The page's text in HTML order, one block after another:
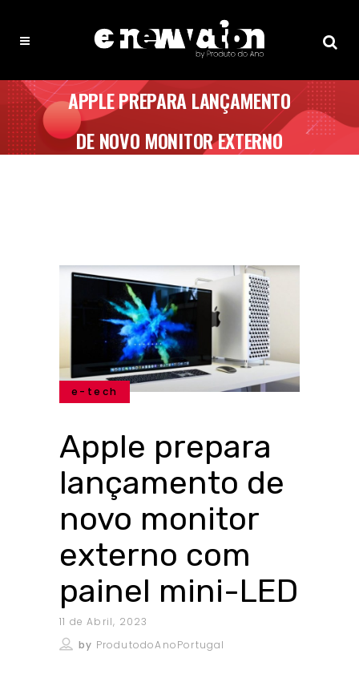
APPLE PREPARA LANÇAMENTO
DE NOVO MONITOR EXTERNO
e-tech
Apple prepara
lançamento de
novo monitor
externo com
painel mini-LED
11 de Abril, 2023
by ProdutodoAnoPortugal